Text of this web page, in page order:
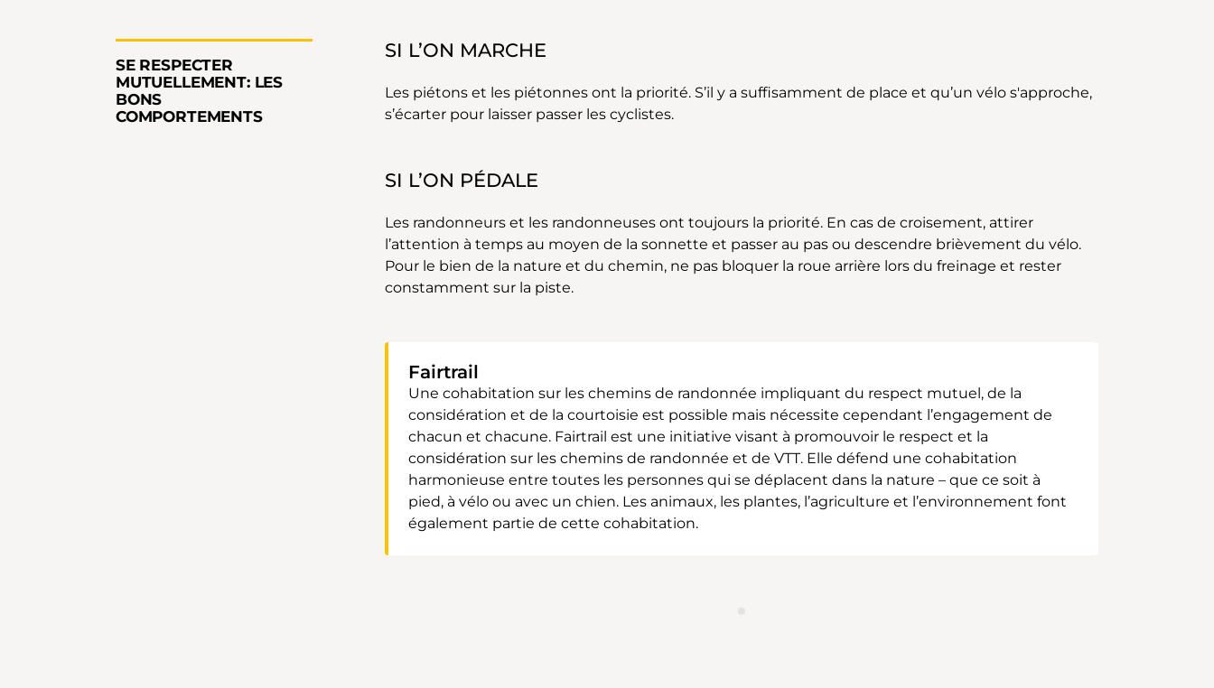
SE RESPECTER
MUTUELLEMENT: LES
BONS
COMPORTEMENTS
SI L’ON MARCHE
Les piétons et les piétonnes ont la priorité. S’il y a suffisamment de place et qu’un vélo s'approche,
s’écarter pour laisser passer les cyclistes.
SI L’ON PÉDALE
Les randonneurs et les randonneuses ont toujours la priorité. En cas de croisement, attirer
l’attention à temps au moyen de la sonnette et passer au pas ou descendre brièvement du vélo.
Pour le bien de la nature et du chemin, ne pas bloquer la roue arrière lors du freinage et rester
constamment sur la piste.
Fairtrail
Une cohabitation sur les chemins de randonnée impliquant du respect mutuel, de la
considération et de la courtoisie est possible mais nécessite cependant l’engagement de
chacun et chacune. Fairtrail est une initiative visant à promouvoir le respect et la
considération sur les chemins de randonnée et de VTT. Elle défend une cohabitation
harmonieuse entre toutes les personnes qui se déplacent dans la nature – que ce soit à
pied, à vélo ou avec un chien. Les animaux, les plantes, l’agriculture et l’environnement font
également partie de cette cohabitation.